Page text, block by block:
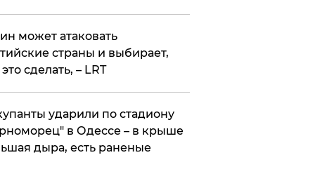
может атаковать
страны и выбирает,
сделать, – LRT
ударили по стадиону
в Одессе – в крыше
дыра, есть раненые